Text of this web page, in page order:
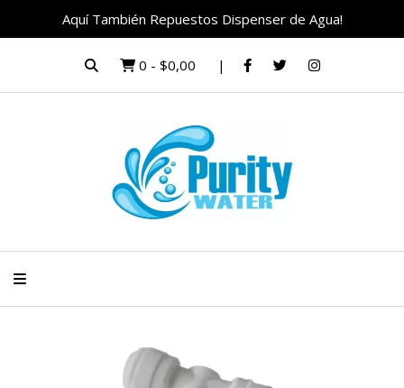
Aquí También Repuestos Dispenser de Agua!
0 - $0,00